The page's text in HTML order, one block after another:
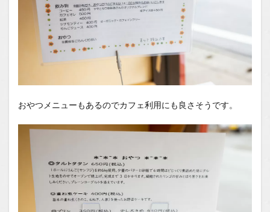
おやつメニューもあるのでカフェ利用にも良さそうです。